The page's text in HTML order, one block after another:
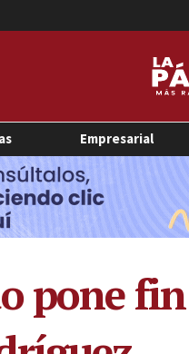
Empresarial
pone